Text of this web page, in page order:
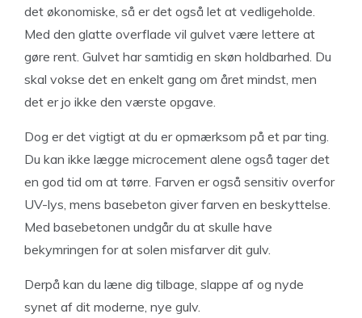
det økonomiske, så er det også let at vedligeholde.
Med den glatte overflade vil gulvet være lettere at
gøre rent. Gulvet har samtidig en skøn holdbarhed. Du
skal vokse det en enkelt gang om året mindst, men
det er jo ikke den værste opgave.
Dog er det vigtigt at du er opmærksom på et par ting.
Du kan ikke lægge microcement alene også tager det
en god tid om at tørre. Farven er også sensitiv overfor
UV-lys, mens basebeton giver farven en beskyttelse.
Med basebetonen undgår du at skulle have
bekymringen for at solen misfarver dit gulv.
Derpå kan du læne dig tilbage, slappe af og nyde
synet af dit moderne, nye gulv.